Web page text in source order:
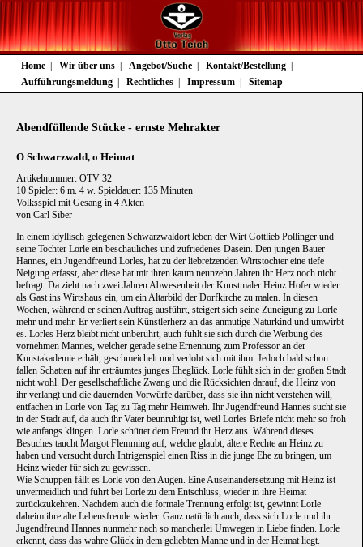
Navigation
überspringen
Home Wir über uns Angebot/Suche
Kontakt/Bestellung
Aufführungsmeldung
Rechtliches Impressum Sitemap
Abendfüllende Stücke - ernste Mehrakter
O Schwarzwald, o Heimat
Artikelnummer: OTV 32
10 Spieler: 6 m. 4 w. Spieldauer: 135 Minuten
Volksspiel mit Gesang in 4 Akten
von Carl Siber
In einem idyllisch gelegenen Schwarzwaldort leben der Wirt Gottlieb Pollinger und
seine Tochter Lorle ein beschauliches und zufriedenes Dasein. Den jungen Bauer
Hannes, ein Jugendfreund Lorles, hat zu der liebreizenden Wirtstochter eine tiefe
Neigung erfasst, aber diese hat mit ihren kaum neunzehn Jahren ihr Herz noch nicht
befragt. Da zieht nach zwei Jahren Abwesenheit der Kunstmaler Heinz Hofer wieder
als Gast ins Wirtshaus ein, um ein Altarbild der Dorfkirche zu malen. In diesen
Wochen, während er seinen Auftrag ausführt, steigert sich seine Zuneigung zu Lorle
mehr und mehr. Er verliert sein Künstlerherz an das anmutige Naturkind und umwirbt
es. Lorles Herz bleibt nicht unberührt, auch fühlt sie sich durch die Werbung des
vornehmen Mannes, welcher gerade seine Ernennung zum Professor an der
Kunstakademie erhält, geschmeichelt und verlobt sich mit ihm. Jedoch bald schon
fallen Schatten auf ihr erträumtes junges Eheglück. Lorle fühlt sich in der großen Stadt
nicht wohl. Der gesellschaftliche Zwang und die Rücksichten darauf, die Heinz von
ihr verlangt und die dauernden Vorwürfe darüber, dass sie ihn nicht verstehen will,
entfachen in Lorle von Tag zu Tag mehr Heimweh. Ihr Jugendfreund Hannes sucht sie
in der Stadt auf, da auch ihr Vater beunruhigt ist, weil Lorles Briefe nicht mehr so froh
wie anfangs klingen. Lorle schüttet dem Freund ihr Herz aus. Während dieses
Besuches taucht Margot Flemming auf, welche glaubt, ältere Rechte an Heinz zu
haben und versucht durch Intrigenspiel einen Riss in die junge Ehe zu bringen, um
Heinz wieder für sich zu gewissen.
Wie Schuppen fällt es Lorle von den Augen. Eine Auseinandersetzung mit Heinz ist
unvermeidlich und führt bei Lorle zu dem Entschluss, wieder in ihre Heimat
zurückzukehren. Nachdem auch die formale Trennung erfolgt ist, gewinnt Lorle
daheim ihre alte Lebensfreude wieder. Ganz natürlich auch, dass sich Lorle und ihr
Jugendfreund Hannes nunmehr nach so mancherlei Umwegen in Liebe finden. Lorle
erkennt, dass das wahre Glück in dem geliebten Manne und in der Heimat liegt.